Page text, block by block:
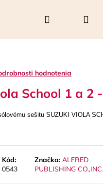
Hľadať
hodnotenia
School 1 a 2
sešitu SUZUKI VIOLA
Kód:
0543
Značka:ALFRED
PUBLISHING CO.,INC.